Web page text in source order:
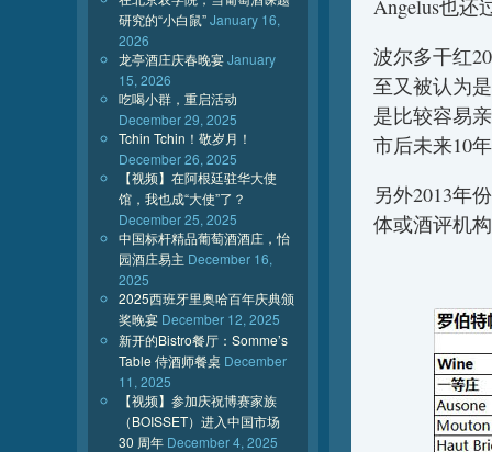
Angelus也还
波尔多干红
至又被认为
是比较容易
市后未来10
另外2013年
体或酒评机
研究的“小白鼠”January 16,
2026
龙亭酒庄庆春晚宴January
15, 2026
吃喝小群，重启活动
December 29, 2025
Tchin Tchin！敬岁月！
December 26, 2025
【视频】在阿根廷驻华大使
馆，我也成“大使”了？
December 25, 2025
中国标杆精品葡萄酒酒庄，怡
园酒庄易主 December 16,
2025
2025西班牙里奥哈百年庆典颁
奖晚宴 December 12, 2025
新开的Bistro餐厅：Somme’s
Table 侍酒师餐桌 December
11, 2025
【视频】参加庆祝博赛家族
（BOISSET）进入中国市场
30 周年 December 4, 2025